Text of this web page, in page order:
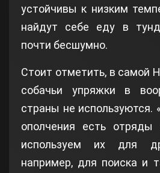
устойчивы к низким
найдут себе еду в
почти бесшумно.
Стоит отметить, в самой
собачьи упряжки в
страны не используются.
ополчения есть
используем их для
например, для поиска и